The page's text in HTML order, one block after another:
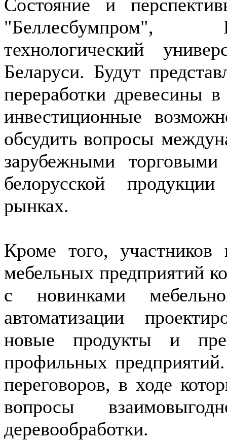
Состояние и
"Беллесбумпром",
технологический
Беларуси. Будут
переработки древесины
инвестиционные
обсудить вопросы
зарубежными
белорусской
рынках.
Кроме того, участников
мебельных предприятий
с новинками
автоматизации
новые продукты и
профильных
переговоров, в ходе
вопросы
деревообработки.